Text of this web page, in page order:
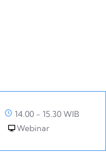
14.00 - 15.30 WIB
Webinar